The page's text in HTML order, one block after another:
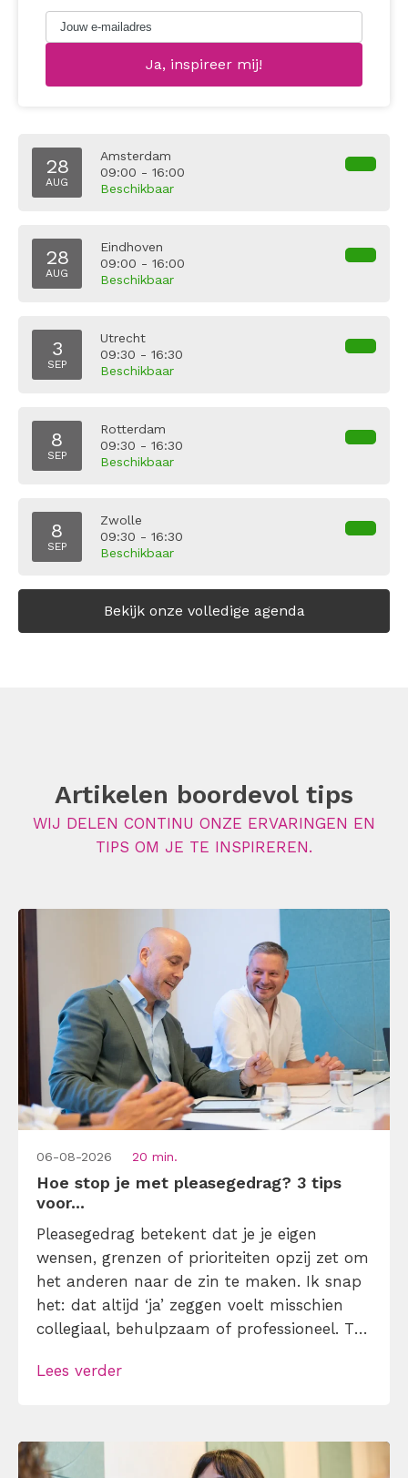
28
AUG
Amsterdam
09:00 - 16:00
Beschikbaar
28
AUG
Eindhoven
09:00 - 16:00
Beschikbaar
3
SEP
Utrecht
09:30 - 16:30
Beschikbaar
8
SEP
Rotterdam
09:30 - 16:30
Beschikbaar
8
SEP
Zwolle
09:30 - 16:30
Beschikbaar
Bekijk onze volledige agenda
Artikelen boordevol tips
WIJ DELEN CONTINU ONZE ERVARINGEN EN
TIPS OM JE TE INSPIREREN.
06-08-2026 20 min.
Hoe stop je met pleasegedrag? 3 tips
voor...
Pleasegedrag betekent dat je je eigen
wensen, grenzen of prioriteiten opzij zet om
het anderen naar de zin te maken. Ik snap
het: dat altijd ‘ja’ zeggen voelt misschien
collegiaal, behulpzaam of professioneel. Tot
andermans prioriteiten en je eigen werk
[…]
Lees verder